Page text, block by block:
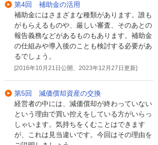
第4回 補助金の活用
補助金にはさまざまな種類があります。誰も
がもらえるものや、厳しい審査、そのあとの
報告義務などがあるものもあります。補助金
の仕組みや導入後のことも検討する必要があ
るでしょう。
[2016年10月21日公開、2023年12月27日更新]
第5回 減価償却資産の交換
経営者の中には、減価償却が終わっていない
という理由で買い控えをしている方がいらっ
しゃいます。気持ちをくむことはできます
が、これは見当違いです。今回はその理由を